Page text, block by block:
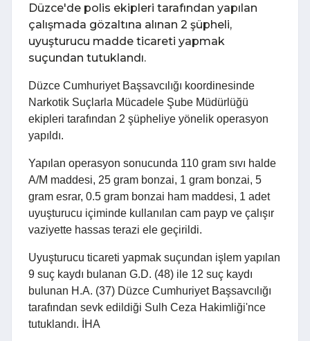
Düzce'de polis ekipleri tarafından yapılan
çalışmada gözaltına alınan 2 şüpheli,
uyuşturucu madde ticareti yapmak
suçundan tutuklandı.
Düzce Cumhuriyet Başsavcılığı koordinesinde
Narkotik Suçlarla Mücadele Şube Müdürlüğü
ekipleri tarafından 2 şüpheliye yönelik operasyon
yapıldı.
Yapılan operasyon sonucunda 110 gram sıvı halde
A/M maddesi, 25 gram bonzai, 1 gram bonzai, 5
gram esrar, 0.5 gram bonzai ham maddesi, 1 adet
uyuşturucu içiminde kullanılan cam payp ve çalışır
vaziyette hassas terazi ele geçirildi.
Uyuşturucu ticareti yapmak suçundan işlem yapılan
9 suç kaydı bulanan G.D. (48) ile 12 suç kaydı
bulunan H.A. (37) Düzce Cumhuriyet Başsavcılığı
tarafından sevk edildiği Sulh Ceza Hakimliği'nce
tutuklandı. İHA